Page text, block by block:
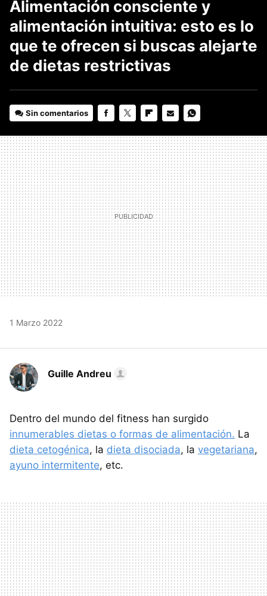
Alimentación consciente y
alimentación intuitiva: esto es lo
que te ofrecen si buscas alejarte
de dietas restrictivas
Sin comentarios
MAIL
1 Marzo 2022
Guille Andreu
Dentro del mundo del fitness han surgido
innumerables dietas o formas de alimentación. La
dieta cetogénica, la dieta disociada, la vegetariana,
ayuno intermitente, etc.